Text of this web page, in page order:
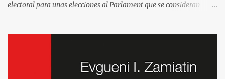
electoral para unas elecciones al Parlament que se consideran
que aprovechan tenerme cerca para saber más de la situación. Así
que he pensado en compartir las cinco preguntas/respuestas más